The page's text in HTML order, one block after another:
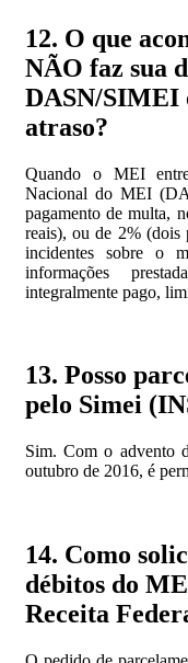
12. O que
NÃO faz sua
DASN/SIMEI
atraso?
Quando o MEI
Nacional do MEI
pagamento de multa,
reais), ou de 2% (dois
incidentes sobre o
informações
integralmente pago,
13. Posso
pelo Simei
Sim. Com o advento
outubro de 2016, é
14. Como
débitos do
Receita